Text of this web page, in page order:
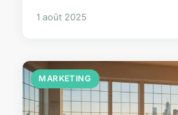
1 août 2025
MARKETING